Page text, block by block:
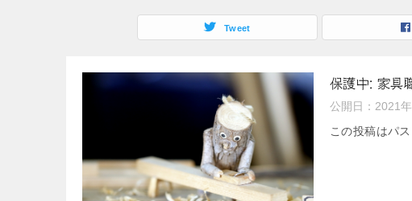
Tweet
保護中: 家具
公開日： 2021
この投稿はパ